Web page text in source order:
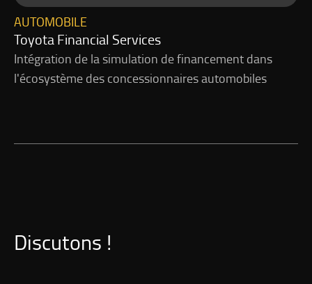
Toyota Financial Services
AUTOMOBILE
Intégration de la simulation de financement dans
l'écosystème des concessionnaires automobiles
Discutons !